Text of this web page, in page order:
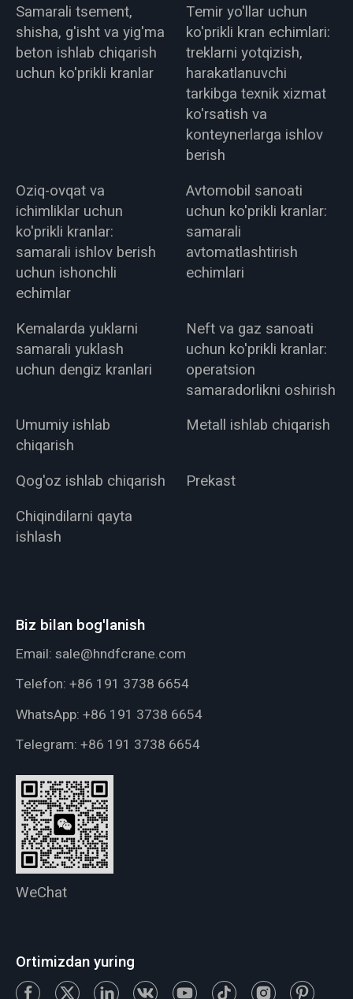
Samarali tsement,
shisha, g'isht va yig'ma
beton ishlab chiqarish
uchun ko'prikli kranlar
Temir yo'llar uchun
ko'prikli kran echimlari:
treklarni yotqizish,
harakatlanuvchi
tarkibga texnik xizmat
ko'rsatish va
konteynerlarga ishlov
berish
Oziq-ovqat va
ichimliklar uchun
ko'prikli kranlar:
samarali ishlov berish
uchun ishonchli
echimlar
Avtomobil sanoati
uchun ko'prikli kranlar:
samarali
avtomatlashtirish
echimlari
Kemalarda yuklarni
samarali yuklash
uchun dengiz kranlari
Neft va gaz sanoati
uchun ko'prikli kranlar:
operatsion
samaradorlikni oshirish
Umumiy ishlab
chiqarish
Metall ishlab chiqarish
Qog'oz ishlab chiqarish
Prekast
Chiqindilarni qayta
ishlash
Biz bilan bog'lanish
Email: sale@hndfcrane.com
Telefon: +86 191 3738 6654
WhatsApp: +86 191 3738 6654
Telegram: +86 191 3738 6654
WeChat
Ortimizdan yuring